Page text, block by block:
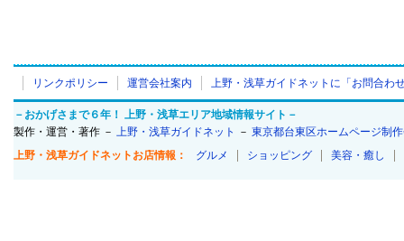
リンクポリシー 運営会社案内 上野・浅草ガイドネットに「お問合わ
－おかげさまで６年！ 上野・浅草エリア地域情報サイト－
製作・運営・著作 － 上野・浅草ガイドネット － 東京都台東区ホームページ制
上野・浅草ガイドネットお店情報：
グルメ ショッピング 美容・癒し